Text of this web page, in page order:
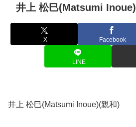
井上 松巳(Matsumi Inoue)
X Facebook
LINE
井上 松巳(Matsumi Inoue)(親和)